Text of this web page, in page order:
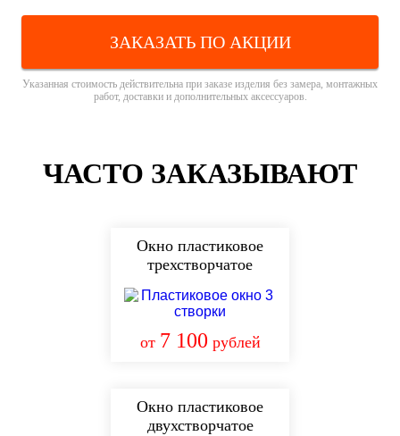
ЗАКАЗАТЬ ПО АКЦИИ
Указанная стоимость действительна при заказе изделия без замера, монтажных
работ, доставки и дополнительных аксессуаров.
ЧАСТО ЗАКАЗЫВАЮТ
Окно пластиковое
трехстворчатое
от 7 100 рублей
Окно пластиковое
двухстворчатое